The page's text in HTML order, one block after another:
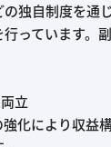
の独自制度を
っています。
立
化により収益